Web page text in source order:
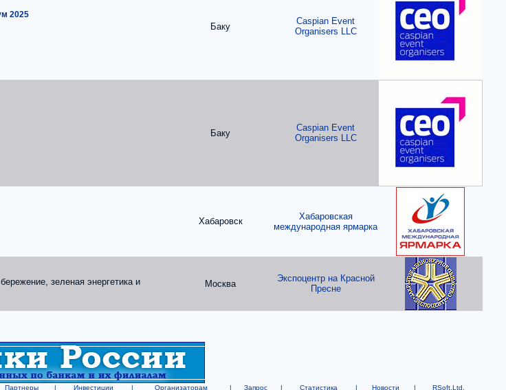
2025
Баку
Caspian Event
Organisers LLC
Баку
Caspian Event
Organisers LLC
Хабаровск
Хабаровская
международная ярмарка
зеленая энергетика и
Москва
Экспоцентр на Красной
Пресне
Партнеры | Инвестиции | Организаторам | Запрос | Статистика | Новости | RSoft,Ltd.